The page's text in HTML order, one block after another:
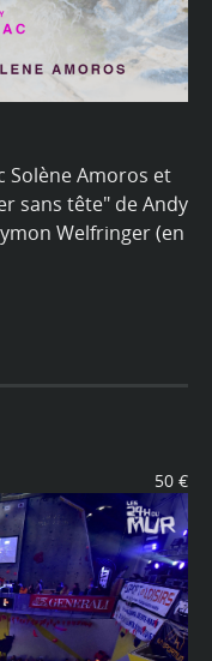
Solène Amoros et
sans tête" de Andy
Welfringer (en
50 €